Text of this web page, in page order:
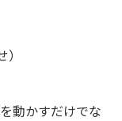
動かすだけでな